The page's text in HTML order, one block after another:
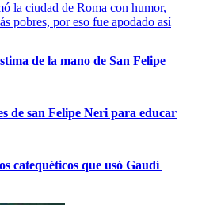
la ciudad de Roma con humor,
pobres, por eso fue apodado así
de la mano de San Felipe
de san Felipe Neri para educar
catequéticos que usó Gaudí